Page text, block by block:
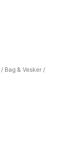
/ Bag & Vesker /